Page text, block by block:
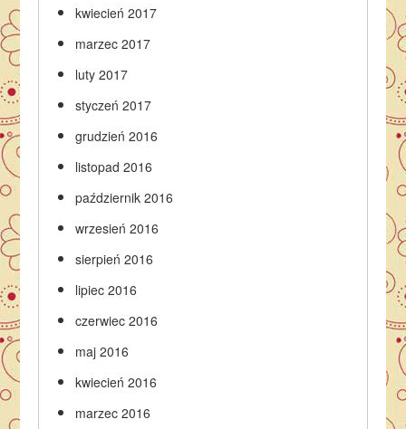
kwiecień 2017
marzec 2017
luty 2017
styczeń 2017
grudzień 2016
listopad 2016
październik 2016
wrzesień 2016
sierpień 2016
lipiec 2016
czerwiec 2016
maj 2016
kwiecień 2016
marzec 2016